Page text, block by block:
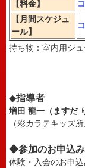
【料金】
【月間スケジュ
ール】
持ち物：室内用シ
◆指導者
増田 龍一（ますだ
（彩カラテキッズ所
◆参加のお申込み
体験・入会のお申